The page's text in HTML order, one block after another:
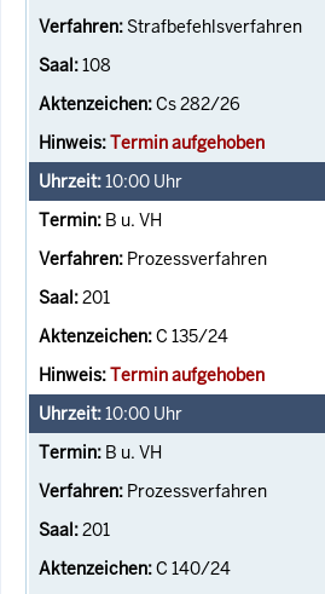
Strafbefehlsverfahren
108
Cs 282/26
Termin aufgehoben
10:00 Uhr
B u. VH
Prozessverfahren
201
C 135/24
Termin aufgehoben
10:00 Uhr
B u. VH
Prozessverfahren
201
C 140/24